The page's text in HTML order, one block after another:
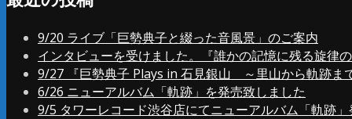
9/20 ライブ「巨勢典子と綴った音風景」のご案内
インタビューを受けました。『誰かの記憶に残る旋
9/27 『巨勢典子 Plays in 石見銀山 ～里山から軌跡ま
6/26 ニューアルバム「軌跡」を発売致しました
9/5 タワーレコード渋谷店にてニューアルバム「軌跡